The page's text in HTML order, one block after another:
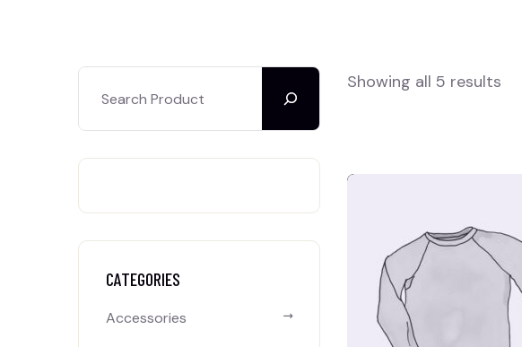
CATEGORIES
Accessories
Showing all 5 results